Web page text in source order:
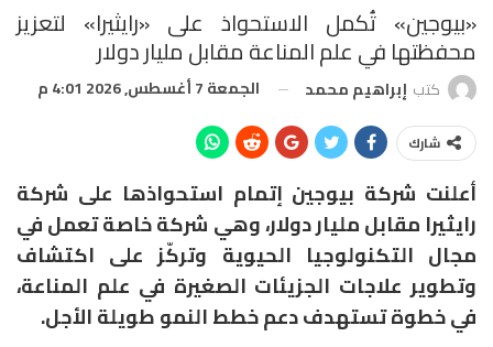
«بيوجين» تُكمل الاستحواذ على «رايثيرا» لتعزيز
محفظتها في علم المناعة مقابل مليار دولار
كتب إبراهيم محمد الجمعة 7 أغسطس, 2026 4:01 م
شارك
أعلنت شركة بيوجين إتمام استحواذها على شركة
رايثيرا مقابل مليار دولار، وهي شركة خاصة تعمل في
مجال التكنولوجيا الحيوية وتركّز على اكتشاف
وتطوير علاجات الجزيئات الصغيرة في علم المناعة،
في خطوة تستهدف دعم خطط النمو طويلة الأجل.